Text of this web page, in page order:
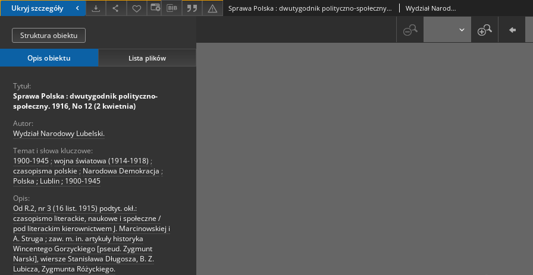
Ukryj szczegóły Sprawa Polska : dwutygodnik polityczno-społeczny. 1916, No 12 (2 kwietnia) Wydział Narodowy Lubelski.
Struktura obiektu
Opis obiektu Lista plików
Tytuł:
Sprawa Polska : dwutygodnik polityczno-
społeczny. 1916, No 12 (2 kwietnia)
Autor:
Wydział Narodowy Lubelski.
Temat i słowa kluczowe:
1900-1945 ; wojna światowa (1914-1918) ;
czasopisma polskie ; Narodowa Demokracja ;
Polska ; Lublin ; 1900-1945
Opis:
Od R.2, nr 3 (16 list. 1915) podtyt. okł.:
czasopismo literackie, naukowe i społeczne /
pod literackim kierownictwem J. Marcinowskiej i
A. Struga ; zaw. m. in. artykuły historyka
Wincentego Gorzyckiego [pseud. Zygmunt
Narski], wiersze Stanisława Długosza, B. Z.
Lubicza, Zygmunta Różyckiego.